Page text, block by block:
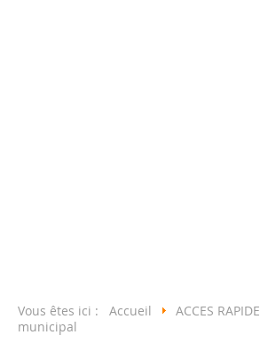
Vous êtes ici : Accueil ACCES RAPIDE
municipal